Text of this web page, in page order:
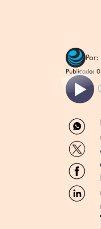
Por:
Publicado:
por
por
Twitter
por
Facebook
Compartir
por